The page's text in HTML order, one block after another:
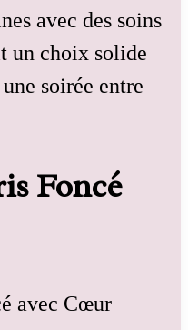
avec des soins
un choix solide
soirée entre
Foncé